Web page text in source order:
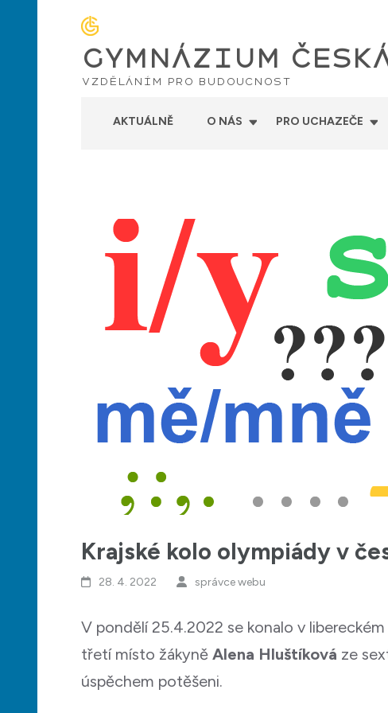
GYMNÁZIUM
vzděláním pro budoucnost
AKTUÁLNĚ O NÁS PRO UCHAZEČE
Krajské kolo olympiády v
28. 4. 2022 správce webu
V pondělí 25.4.2022 se konalo v
třetí místo žákyně Alena Hluštíková ze
úspěchem potěšeni.